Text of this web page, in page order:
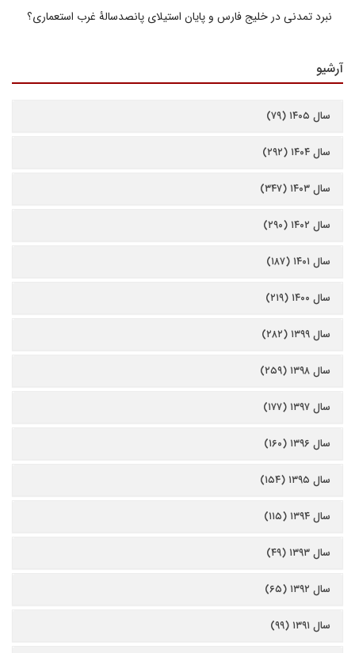
نبرد تمدنی در خلیج فارس و پایان استیلای پانصدسالۀ غرب استعماری؟
آرشیو
سال ۱۴۰۵ (۷۹)
سال ۱۴۰۴ (۲۹۲)
سال ۱۴۰۳ (۳۴۷)
سال ۱۴۰۲ (۲۹۰)
سال ۱۴۰۱ (۱۸۷)
سال ۱۴۰۰ (۲۱۹)
سال ۱۳۹۹ (۲۸۲)
سال ۱۳۹۸ (۲۵۹)
سال ۱۳۹۷ (۱۷۷)
سال ۱۳۹۶ (۱۶۰)
سال ۱۳۹۵ (۱۵۴)
سال ۱۳۹۴ (۱۱۵)
سال ۱۳۹۳ (۴۹)
سال ۱۳۹۲ (۶۵)
سال ۱۳۹۱ (۹۹)